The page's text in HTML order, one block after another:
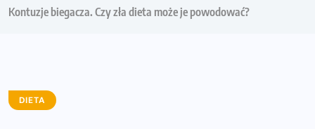
Kontuzje biegacza. Czy zła dieta może je powodować?
DIETA